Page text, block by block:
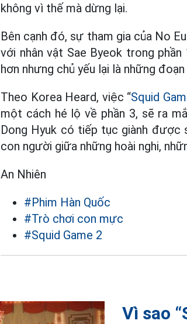
không vì thế mà dừng lại.
Bên cạnh đó, sự tham gia của No
với nhân vật Sae Byeok trong
hơn nhưng chủ yếu lại là những
Theo Korea Heard, việc “Squid
một cách hé lộ về phần 3, sẽ ra
Dong Hyuk có tiếp tục giành được
con người giữa những hoài nghi,
An Nhiên
#Phim Hàn Quốc
#Trò chơi con mực
#Squid Game 2
Vì sao